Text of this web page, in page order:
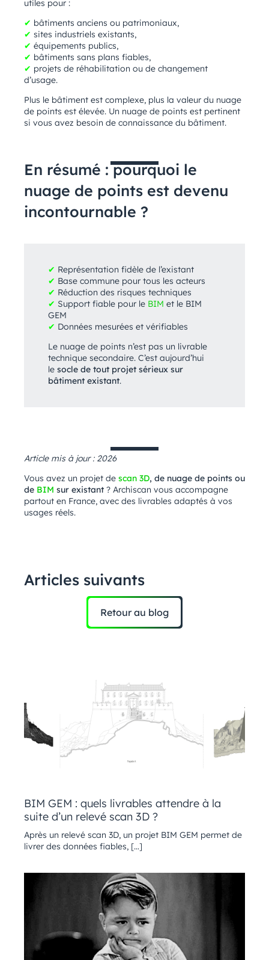
utiles pour :
✔ bâtiments anciens ou patrimoniaux,
✔ sites industriels existants,
✔ équipements publics,
✔ bâtiments sans plans fiables,
✔ projets de réhabilitation ou de changement
d’usage.
Plus le bâtiment est complexe, plus la valeur du nuage
de points est élevée. Un nuage de points est pertinent
si vous avez besoin de connaissance du bâtiment.
En résumé : pourquoi le
nuage de points est devenu
incontournable ?
✔ Représentation fidèle de l’existant
✔ Base commune pour tous les acteurs
✔ Réduction des risques techniques
✔ Support fiable pour le BIM et le BIM
GEM
✔ Données mesurées et vérifiables
Le nuage de points n’est pas un livrable
technique secondaire. C’est aujourd’hui
le socle de tout projet sérieux sur
bâtiment existant.
Article mis à jour : 2026
Vous avez un projet de scan 3D, de nuage de points ou
de BIM sur existant ? Archiscan vous accompagne
partout en France, avec des livrables adaptés à vos
usages réels.
Articles suivants
Retour au blog
BIM GEM : quels livrables attendre à la
suite d’un relevé scan 3D ?
Après un relevé scan 3D, un projet BIM GEM permet de
livrer des données fiables, […]